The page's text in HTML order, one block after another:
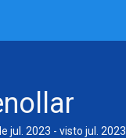
jul. 2023 - visto jul. 2023